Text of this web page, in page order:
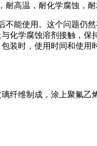
耐高温，耐化学腐蚀，
不能使用。这个问题仍然
化学腐蚀溶剂接触，
装时，使用时间和使
纤维制成，涂上聚氟乙